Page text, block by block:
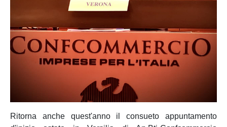
Ritorna anche quest'anno il consueto appuntamento